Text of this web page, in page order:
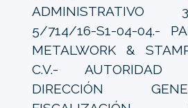
ADMINISTRATIVO
5/714/16-S1-04-04.-
METALWORK &
C.V.- AUTORIDAD
DIRECCIÓN